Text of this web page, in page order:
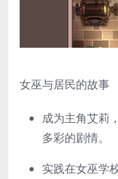
女巫与居民的故事
成为主角艾莉
多彩的剧情。
实践在女巫学